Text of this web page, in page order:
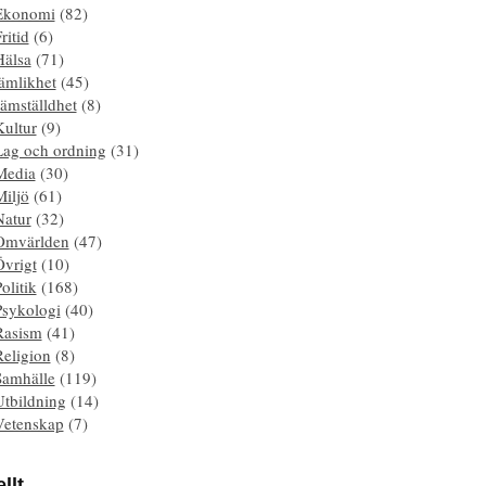
(82)
(6)
(71)
(45)
(8)
(9)
och ordning (31)
(30)
(61)
(32)
(47)
(10)
(168)
(40)
(41)
(8)
(119)
(14)
(7)